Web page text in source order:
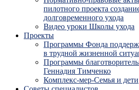
пилотного проекта
долговременного ухода
Видео уроки Школы ухода
Проекты
Программы Фонда
в трудной жизненной
Программы
Геннадия Тимченко
Комплекс-мер-Семья и дети